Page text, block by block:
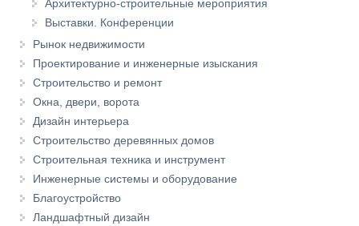
Архитектурно-строительные мероприятия
Выставки. Конференции
Рынок недвижимости
Проектирование и инженерные изыскания
Строительство и ремонт
Окна, двери, ворота
Дизайн интерьера
Строительство деревянных домов
Строительная техника и инструмент
Инженерные системы и оборудование
Благоустройство
Ландшафтный дизайн